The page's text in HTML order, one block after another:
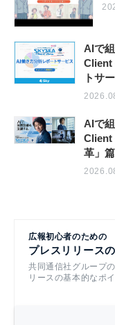
AIで
Client
トサ
AIで
Client
革」
広報初心者のための
プレスリリース
共同通信社グループ
リースの基本的なポ